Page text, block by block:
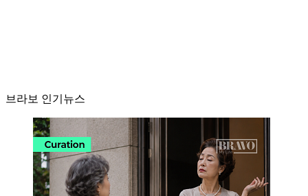
브라보 인기뉴스